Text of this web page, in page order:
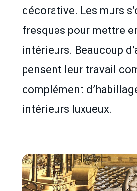
décorative. Les murs
fresques pour mettre
intérieurs. Beaucoup
pensent leur travail
complément
intérieurs luxueux.